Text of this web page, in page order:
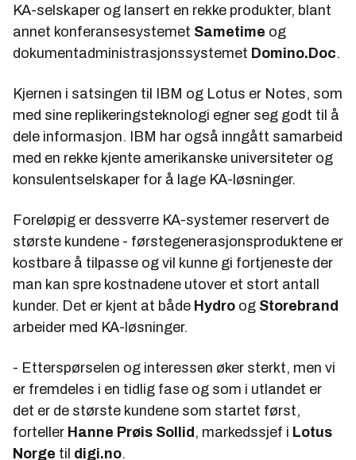
KA-selskaper og lansert en rekke produkter, blant
annet konferansesystemet Sametime og
dokumentadministrasjonssystemet Domino.Doc.
Kjernen i satsingen til IBM og Lotus er Notes, som
med sine replikeringsteknologi egner seg godt til å
dele informasjon. IBM har også inngått samarbeid
med en rekke kjente amerikanske universiteter og
konsulentselskaper for å lage KA-løsninger.
Foreløpig er dessverre KA-systemer reservert de
største kundene - førstegenerasjonsproduktene er
kostbare å tilpasse og vil kunne gi fortjeneste der
man kan spre kostnadene utover et stort antall
kunder. Det er kjent at både Hydro og Storebrand
arbeider med KA-løsninger.
- Etterspørselen og interessen øker sterkt, men vi
er fremdeles i en tidlig fase og som i utlandet er
det er de største kundene som startet først,
forteller Hanne Prøis Sollid , markedssjef i Lotus
Norge til digi.no.